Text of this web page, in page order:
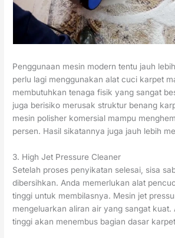
Penggunaan mesin modern tentu jauh
perlu lagi menggunakan alat cuci karpet
membutuhkan tenaga fisik yang sangat
juga berisiko merusak struktur benang
mesin polisher komersial mampu
persen. Hasil sikatannya juga jauh lebih
3. High Jet Pressure Cleaner
Setelah proses penyikatan selesai, sisa
dibersihkan. Anda memerlukan alat
tinggi untuk membilasnya. Mesin jet
mengeluarkan aliran air yang sangat kuat.
tinggi akan menembus bagian dasar